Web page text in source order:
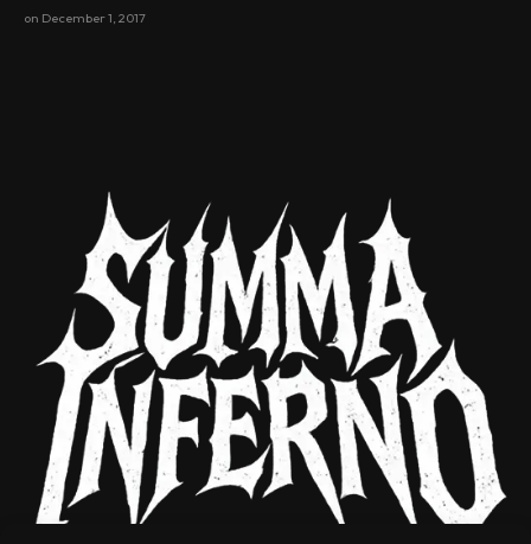
on December 1, 2017